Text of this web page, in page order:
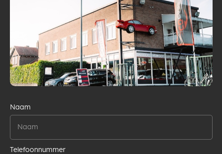
Naam
Telefoonnummer